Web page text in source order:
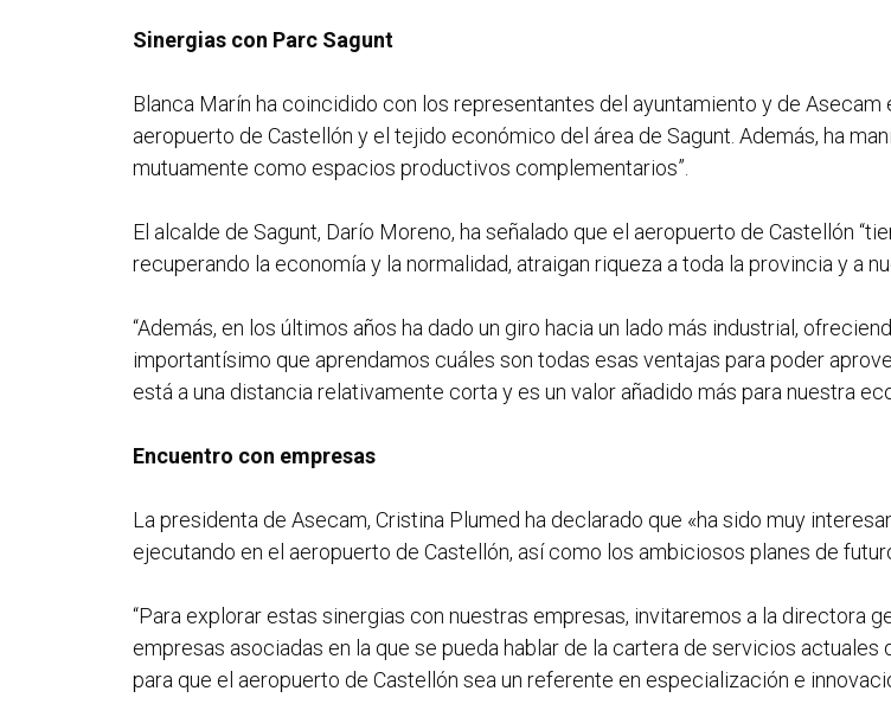
Sinergias con Parc Sagunt
Blanca Marín ha coincidido con los representantes del ayuntamiento y de
aeropuerto de Castellón y el tejido económico del área de Sagunt. Además, ha
mutuamente como espacios productivos complementarios”.
El alcalde de Sagunt, Darío Moreno, ha señalado que el aeropuerto de Castellón
recuperando la economía y la normalidad, atraigan riqueza a toda la provincia y a
“Además, en los últimos años ha dado un giro hacia un lado más industrial,
importantísimo que aprendamos cuáles son todas esas ventajas para poder
está a una distancia relativamente corta y es un valor añadido más para nuestra
Encuentro con empresas
La presidenta de Asecam, Cristina Plumed ha declarado que «ha sido muy
ejecutando en el aeropuerto de Castellón, así como los ambiciosos planes de
“Para explorar estas sinergias con nuestras empresas, invitaremos a la directora
empresas asociadas en la que se pueda hablar de la cartera de servicios
para que el aeropuerto de Castellón sea un referente en especialización e